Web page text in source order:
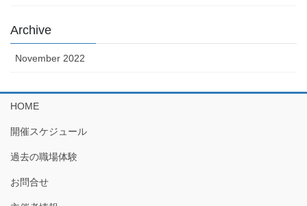
Archive
November 2022
HOME
開催スケジュール
過去の職場体験
お問合せ